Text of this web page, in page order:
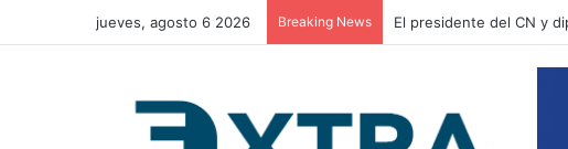
jueves, agosto 6 2026 Breaking News